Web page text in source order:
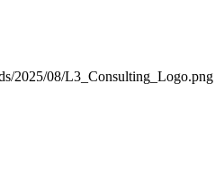
2025/08/L3_Consulting_Logo.png